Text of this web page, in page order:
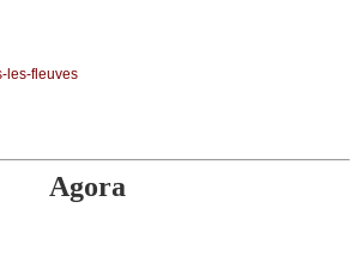
lеs-flеuvеs
Agora